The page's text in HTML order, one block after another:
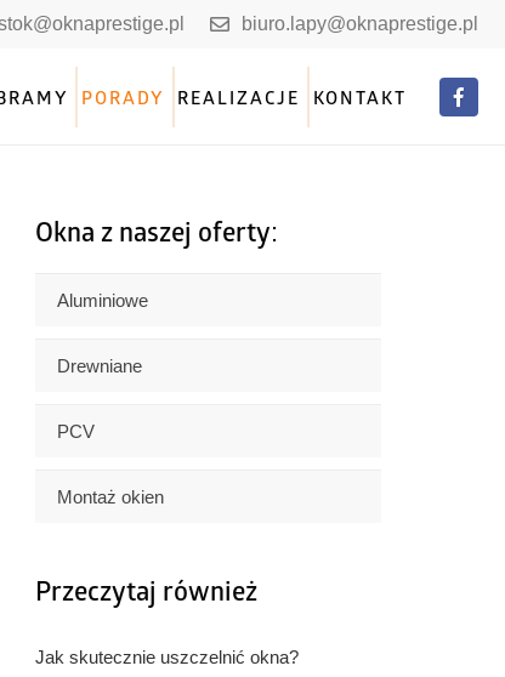
biuro.lapy@oknaprestige.pl
PORADY REALIZACJE KONTAKT
Okna z naszej oferty:
Aluminiowe
Drewniane
PCV
Montaż okien
Przeczytaj również
Jak skutecznie uszczelnić okna?